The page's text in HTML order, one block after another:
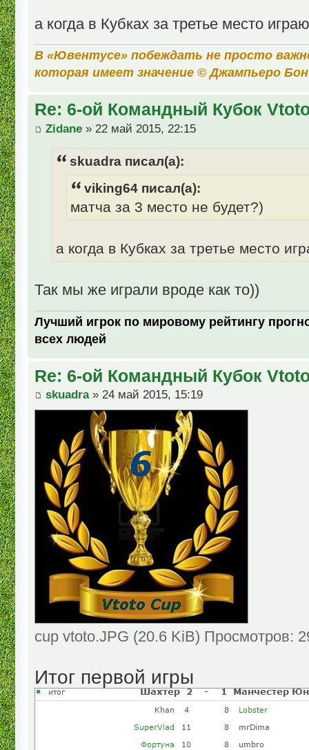
а когда в Кубках за третье место
В «Ювентусе» побеждать не просто
которая имеет значение © Джампьеро
Re: 6-ой Командный Кубок
Zidane » 22 май 2015, 22:15
skuadra писал(а):
viking64 писал(а):
матча за 3 место не будет?)
а когда в Кубках за третье место
Так мы же играли вроде как то))
Лучший игрок по мировому рейтингу
всех людей
Re: 6-ой Командный Кубок
skuadra» 24 май 2015, 15:19
cup vtoto.JPG (20.6 KiB) Просмотров:
Итог первой игры